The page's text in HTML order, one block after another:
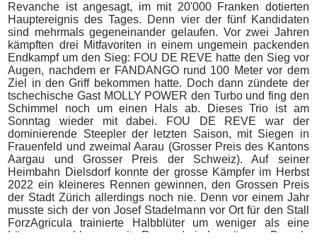
Revanche ist angesagt, im mit 20'000 Franken dotierten
Hauptereignis des Tages. Denn vier der fünf Kandidaten
sind mehrmals gegeneinander gelaufen. Vor zwei Jahren
kämpften drei Mitfavoriten in einem ungemein packenden
Endkampf um den Sieg: FOU DE REVE hatte den Sieg vor
Augen, nachdem er FANDANGO rund 100 Meter vor dem
Ziel in den Griff bekommen hatte. Doch dann zündete der
tschechische Gast MOLLY POWER den Turbo und fing den
Schimmel noch um einen Hals ab. Dieses Trio ist am
Sonntag wieder mit dabei. FOU DE REVE war der
dominierende Steepler der letzten Saison, mit Siegen in
Frauenfeld und zweimal Aarau (Grosser Preis des Kantons
Aargau und Grosser Preis der Schweiz). Auf seiner
Heimbahn Dielsdorf konnte der grosse Kämpfer im Herbst
2022 ein kleineres Rennen gewinnen, den Grossen Preis
der Stadt Zürich allerdings noch nie. Denn vor einem Jahr
musste sich der von Josef Stadelmann vor Ort für den Stall
ForzAgricula trainierte Halbblüter um weniger als eine
Länge geschlagen mit Rang drei begnügen. Damals